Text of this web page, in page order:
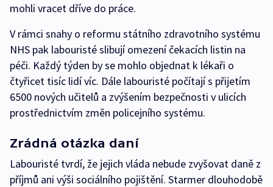
mohli vracet dříve do práce.
V rámci snahy o reformu státního zdravotního systému
NHS pak labouristé slibují omezení čekacích listin na
péči. Každý týden by se mohlo objednat k lékaři o
čtyřicet tisíc lidí víc. Dále labouristé počítají s přijetím
6500 nových učitelů a zvýšením bezpečnosti v ulicích
prostřednictvím změn policejního systému.
Zrádná otázka daní
Labouristé tvrdí, že jejich vláda nebude zvyšovat daně z
příjmů ani výši sociálního pojištění. Starmer dlouhodobě